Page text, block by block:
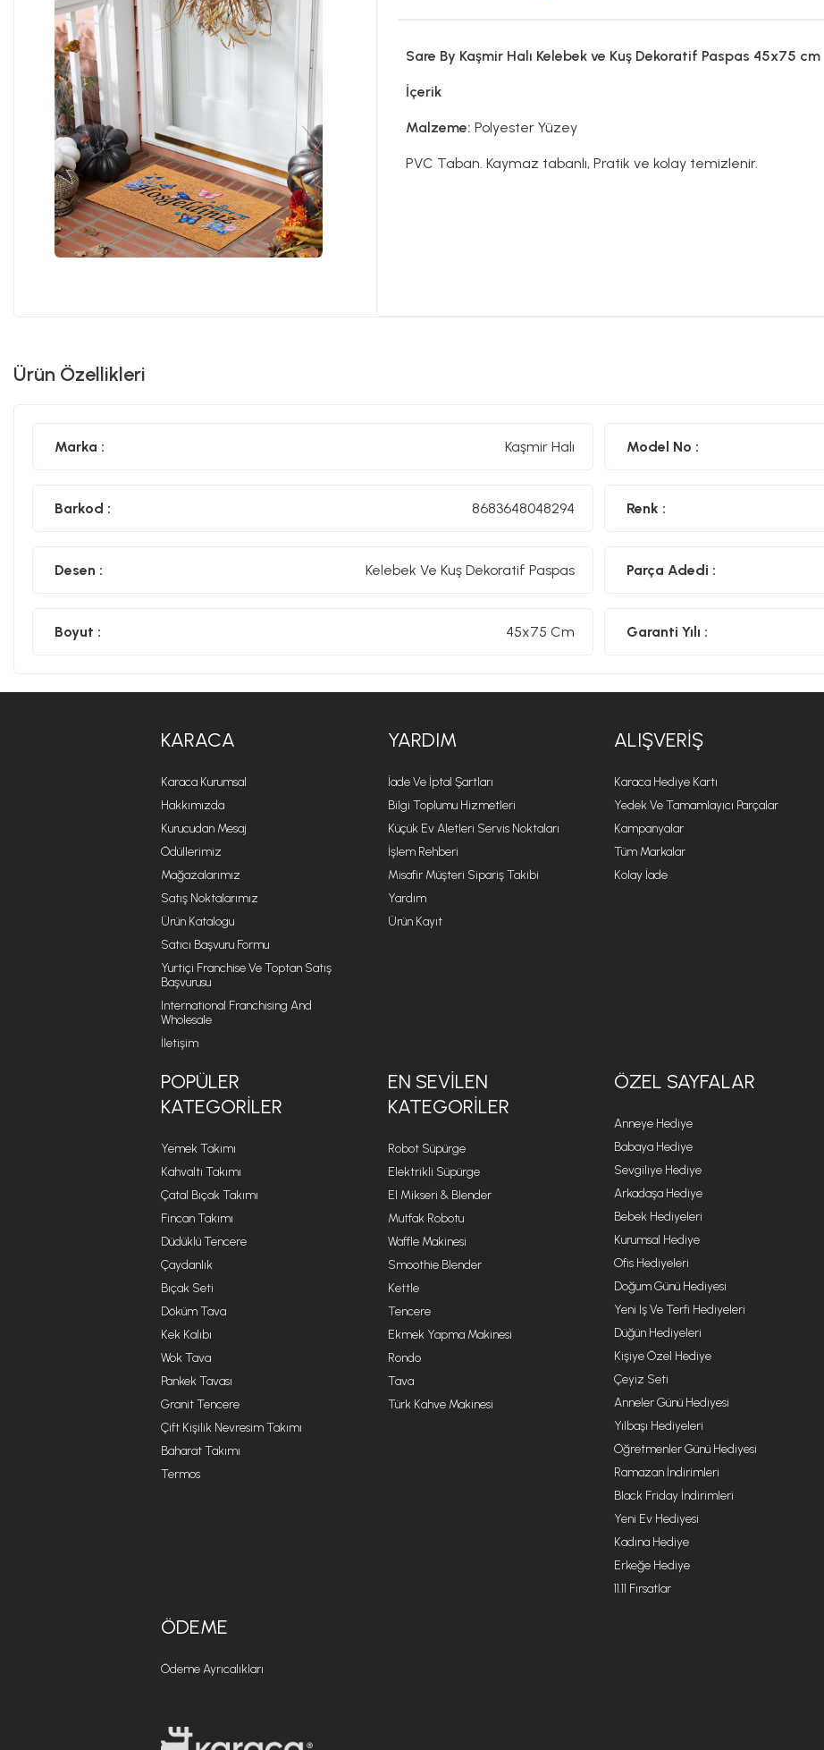
Sare By Kaşmir Halı Kelebek ve Kuş Dekoratif Paspas 45x75 cm
İçerik
Malzeme:Polyester Yüzey
PVC Taban. Kaymaz tabanlı, Pratik ve kolay temizlenir.
Ürün Özellikleri
Marka : Kaşmir Halı Model No :
Barkod : 8683648048294 Renk :
Desen : Kelebek Ve Kuş Dekoratif Paspas Parça Adedi :
Boyut : 45x75 Cm Garanti Yılı :
KARACA
Karaca Kurumsal
Hakkımızda
Kurucudan Mesaj
Ödüllerimiz
Mağazalarımız
Satış Noktalarımız
Ürün Katalogu
Satıcı Başvuru Formu
Yurtiçi Franchise Ve Toptan Satış
Başvurusu
International Franchising And
Wholesale
İletişim
YARDIM
İade Ve İptal Şartları
Bilgi Toplumu Hizmetleri
Küçük Ev Aletleri Servis Noktaları
İşlem Rehberi
Misafir Müşteri Sipariş Takibi
Yardım
Ürün Kayıt
ALIŞVERIŞ
Karaca Hediye Kartı
Yedek Ve Tamamlayıcı Parçalar
Kampanyalar
Tüm Markalar
Kolay İade
POPÜLER
KATEGORILER
Yemek Takımı
Kahvaltı Takımı
Çatal Bıçak Takımı
Fincan Takımı
Düdüklü Tencere
Çaydanlık
Bıçak Seti
Döküm Tava
Kek Kalıbı
Wok Tava
Pankek Tavası
Granit Tencere
Çift Kişilik Nevresim Takımı
Baharat Takımı
Termos
EN SEVILEN
KATEGORILER
Robot Süpürge
Elektrikli Süpürge
El Mikseri & Blender
Mutfak Robotu
Waffle Makinesi
Smoothie Blender
Kettle
Tencere
Ekmek Yapma Makinesi
Rondo
Tava
Türk Kahve Makinesi
ÖZEL SAYFALAR
Anneye Hediye
Babaya Hediye
Sevgiliye Hediye
Arkadaşa Hediye
Bebek Hediyeleri
Kurumsal Hediye
Ofis Hediyeleri
Doğum Günü Hediyesi
Yeni Iş Ve Terfi Hediyeleri
Düğün Hediyeleri
Kişiye Özel Hediye
Çeyiz Seti
Anneler Günü Hediyesi
Yılbaşı Hediyeleri
Öğretmenler Günü Hediyesi
Ramazan İndirimleri
Black Friday İndirimleri
Yeni Ev Hediyesi
Kadına Hediye
Erkeğe Hediye
11.11 Fırsatlar
ÖDEME
Ödeme Ayrıcalıkları